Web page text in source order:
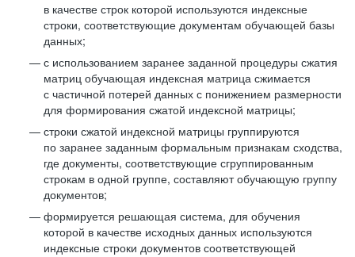
в качестве строк которой используются индексные
строки, соответствующие документам обучающей базы
данных;
с использованием заранее заданной процедуры сжатия
матриц обучающая индексная матрица сжимается
с частичной потерей данных с понижением размерности
для формирования сжатой индексной матрицы;
строки сжатой индексной матрицы группируются
по заранее заданным формальным признакам сходства,
где документы, соответствующие сгруппированным
строкам в одной группе, составляют обучающую группу
документов;
формируется решающая система, для обучения
которой в качестве исходных данных используются
индексные строки документов соответствующей